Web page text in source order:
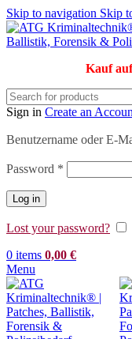
Skip to navigation Skip
Kauf
Sign in Create an
Benutzername oder E-
Password *
Log in
Lost your password?
0 items 0,00 €
Menu